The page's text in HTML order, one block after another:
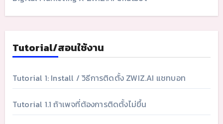
Tutorial/สอนใช้งาน
Tutorial 1: Install / วิธีการติดตั้ง ZWIZ.AI แชทบอท
Tutorial 1.1 ถ้าเพจที่ต้องการติดตั้งไม่ขึ้น